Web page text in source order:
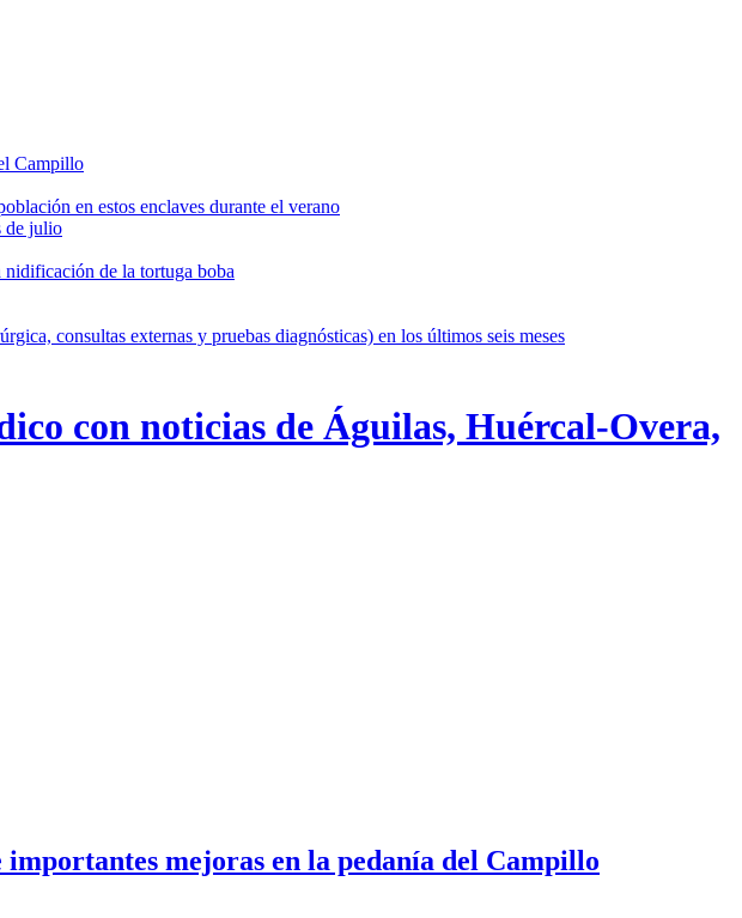
Campillo
en estos enclaves durante el verano
de julio
nidificación de la tortuga boba
consultas externas y pruebas diagnósticas) en los últimos seis meses
con noticias de Águilas, Huércal-Overa,
mejoras en la pedanía del Campillo